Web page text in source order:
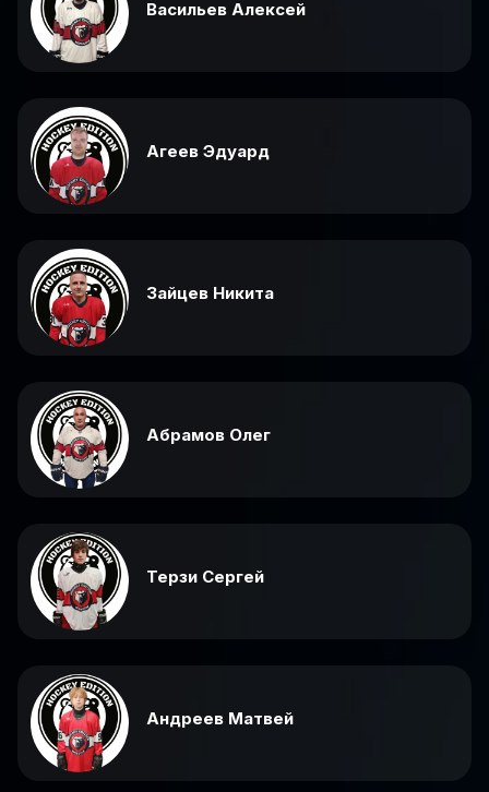
Васильев Алексей
Агеев Эдуард
Зайцев Никита
Абрамов Олег
Терзи Сергей
Андреев Матвей